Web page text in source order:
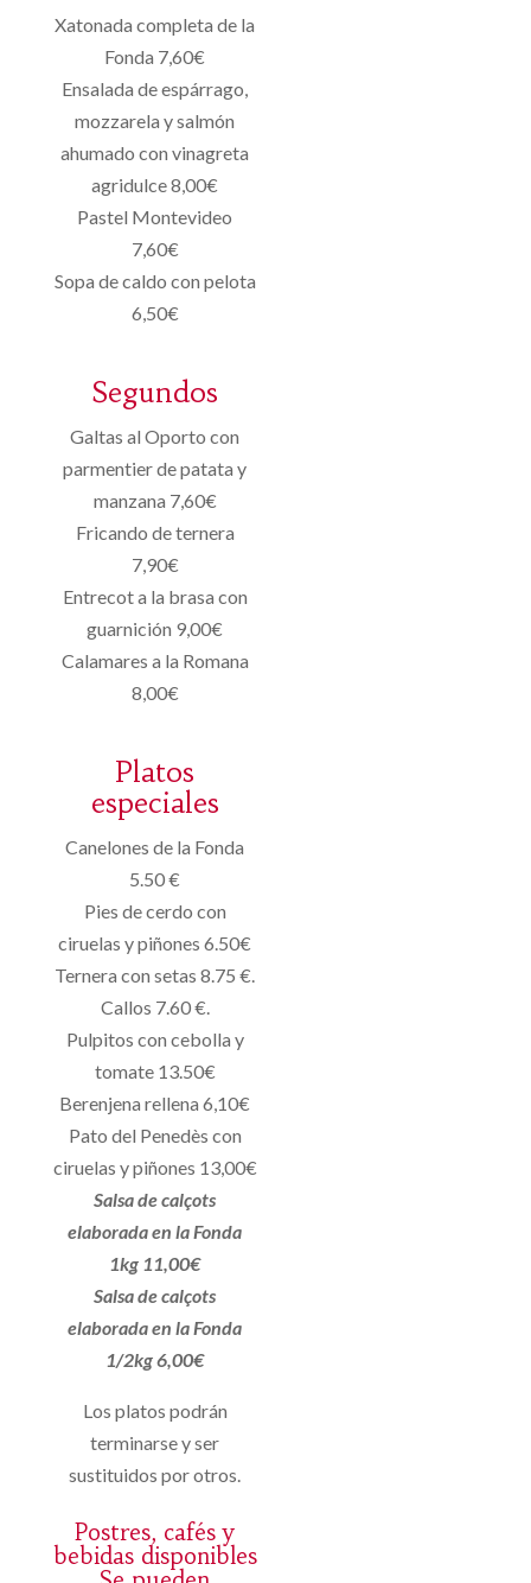
Xatonada completa de la
Fonda 7,60€
Ensalada de espárrago,
mozzarela y salmón
ahumado con vinagreta
agridulce 8,00€
Pastel Montevideo
7,60€
Sopa de caldo con pelota
6,50€
Segundos
Galtas al Oporto con
parmentier de patata y
manzana 7,60€
Fricando de ternera
7,90€
Entrecot a la brasa con
guarnición 9,00€
Calamares a la Romana
8,00€
Platos
especiales
Canelones de la Fonda
5.50 €
Pies de cerdo con
ciruelas y piñones 6.50€
Ternera con setas 8.75 €.
Callos 7.60 €.
Pulpitos con cebolla y
tomate 13.50€
Berenjena rellena 6,10€
Pato del Penedès con
ciruelas y piñones 13,00€
Salsa de calçots
elaborada en la Fonda
1kg 11,00€
Salsa de calçots
elaborada en la Fonda
1/2kg 6,00€
Los platos podrán
terminarse y ser
sustituidos por otros.
Postres, cafés y
bebidas disponibles